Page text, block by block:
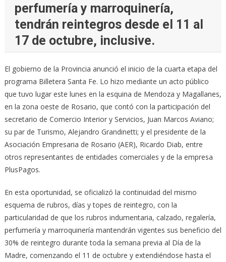
perfumería y marroquinería,
tendrán reintegros desde el 11 al
17 de octubre, inclusive.
El gobierno de la Provincia anunció el inicio de la cuarta etapa del
programa Billetera Santa Fe. Lo hizo mediante un acto público
que tuvo lugar este lunes en la esquina de Mendoza y Magallanes,
en la zona oeste de Rosario, que contó con la participación del
secretario de Comercio Interior y Servicios, Juan Marcos Aviano;
su par de Turismo, Alejandro Grandinetti; y el presidente de la
Asociación Empresaria de Rosario (AER), Ricardo Diab, entre
otros representantes de entidades comerciales y de la empresa
PlusPagos.
En esta oportunidad, se oficializó la continuidad del mismo
esquema de rubros, días y topes de reintegro, con la
particularidad de que los rubros indumentaria, calzado, regalería,
perfumería y marroquinería mantendrán vigentes sus beneficio del
30% de reintegro durante toda la semana previa al Día de la
Madre, comenzando el 11 de octubre y extendiéndose hasta el